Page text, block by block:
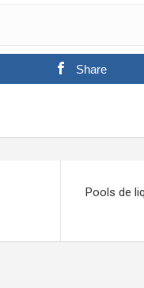
Share
Pools de